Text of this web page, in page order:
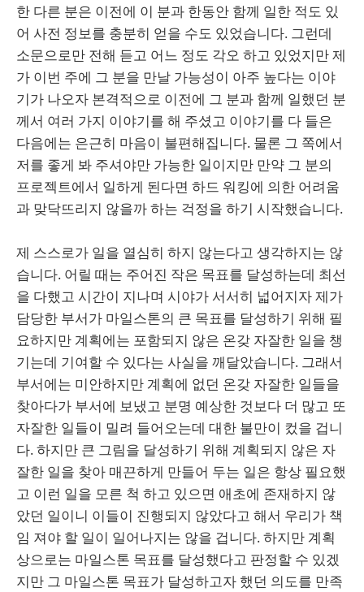
한 다른 분은 이전에 이 분과 한동안 함께 일한 적도 있
어 사전 정보를 충분히 얻을 수도 있었습니다. 그런데
소문으로만 전해 듣고 어느 정도 각오 하고 있었지만 제
가 이번 주에 그 분을 만날 가능성이 아주 높다는 이야
기가 나오자 본격적으로 이전에 그 분과 함께 일했던 분
께서 여러 가지 이야기를 해 주셨고 이야기를 다 들은
다음에는 은근히 마음이 불편해집니다. 물론 그 쪽에서
저를 좋게 봐 주셔야만 가능한 일이지만 만약 그 분의
프로젝트에서 일하게 된다면 하드 워킹에 의한 어려움
과 맞닥뜨리지 않을까 하는 걱정을 하기 시작했습니다.
제 스스로가 일을 열심히 하지 않는다고 생각하지는 않
습니다. 어릴 때는 주어진 작은 목표를 달성하는데 최선
을 다했고 시간이 지나며 시야가 서서히 넓어지자 제가
담당한 부서가 마일스톤의 큰 목표를 달성하기 위해 필
요하지만 계획에는 포함되지 않은 온갖 자잘한 일을 챙
기는데 기여할 수 있다는 사실을 깨달았습니다. 그래서
부서에는 미안하지만 계획에 없던 온갖 자잘한 일들을
찾아다가 부서에 보냈고 분명 예상한 것보다 더 많고 또
자잘한 일들이 밀려 들어오는데 대한 불만이 컸을 겁니
다. 하지만 큰 그림을 달성하기 위해 계획되지 않은 자
잘한 일을 찾아 매끈하게 만들어 두는 일은 항상 필요했
고 이런 일을 모른 척 하고 있으면 애초에 존재하지 않
았던 일이니 이들이 진행되지 않았다고 해서 우리가 책
임 져야 할 일이 일어나지는 않을 겁니다. 하지만 계획
상으로는 마일스톤 목표를 달성했다고 판정할 수 있겠
지만 그 마일스톤 목표가 달성하고자 했던 의도를 만족